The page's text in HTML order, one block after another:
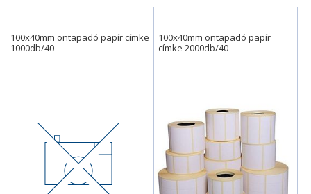
100x40mm öntapadó papír címke
1000db/40
100x40mm öntapadó papír
címke 2000db/40